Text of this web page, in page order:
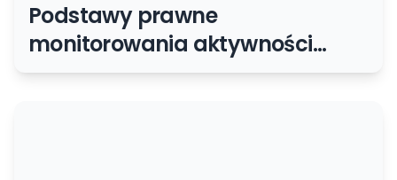
Podstawy prawne
monitorowania aktywności
użytkowników w sieci